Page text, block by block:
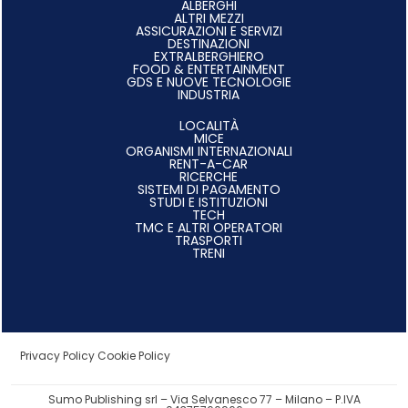
ALBERGHI
ALTRI MEZZI
ASSICURAZIONI E SERVIZI
DESTINAZIONI
EXTRALBERGHIERO
FOOD & ENTERTAINMENT
GDS E NUOVE TECNOLOGIE
INDUSTRIA
LOCALITÀ
MICE
ORGANISMI INTERNAZIONALI
RENT-A-CAR
RICERCHE
SISTEMI DI PAGAMENTO
STUDI E ISTITUZIONI
TECH
TMC E ALTRI OPERATORI
TRASPORTI
TRENI
Privacy Policy Cookie Policy
Sumo Publishing srl – Via Selvanesco 77 – Milano – P.IVA